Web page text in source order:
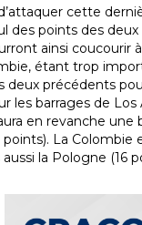
cette
points des
ainsi coucourir
étant trop
précédents
les barrages de
en revanche une
points). La
aussi la Pologne